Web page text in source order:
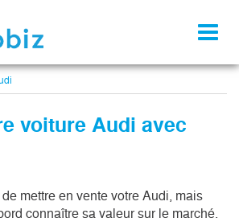
voiture Audi avec
mettre en vente votre Audi, mais
connaître sa valeur sur le marché.